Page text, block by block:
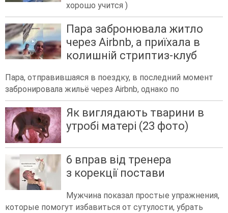
хорошо учится )
Пара забронювала житло
через Airbnb, а приїхала в
колишній стриптиз-клуб
Пара, отправившаяся в поездку, в последний момент
забронировала жильё через Airbnb, однако по
Як виглядають тварини в
утробі матері (23 фото)
6 вправ від тренера
з корекції постави
Мужчина показал простые упражнения,
которые помогут избавиться от сутулости, убрать